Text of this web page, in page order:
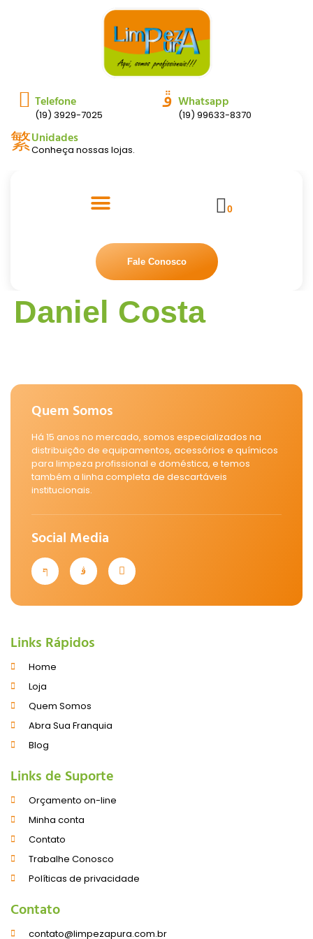
Telefone
(19) 3929-7025
Whatsapp
(19) 99633-8370
Unidades
Conheça nossas lojas.
0
Fale Conosco
Daniel Costa
Quem Somos
Há 15 anos no mercado, somos especializados na
distribuição de equipamentos, acessórios e químicos
para limpeza profissional e doméstica, e temos
também a linha completa de descartáveis
institucionais.
Social Media
Links Rápidos
Home
Loja
Quem Somos
Abra Sua Franquia
Blog
Links de Suporte
Orçamento on-line
Minha conta
Contato
Trabalhe Conosco
Políticas de privacidade
Contato
contato@limpezapura.com.br